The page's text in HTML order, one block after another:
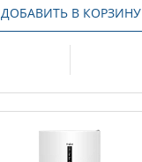
ДОБАВИТЬ В КОРЗИНУ